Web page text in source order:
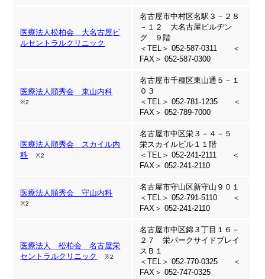
医療法人松柏会 大名古屋ビ
ルセントラルクリニック
名古屋市中村区名駅３－２８
－１２ 大名古屋ビルヂン
グ ９階
＜TEL＞ 052-587-0311 ＜
FAX＞ 052-587-0300
医療法人順秀会 東山内科
※2
名古屋市千種区東山通５－１
０３
＜TEL＞ 052-781-1235 ＜
FAX＞ 052-789-7000
医療法人順秀会 スカイル内
科
※2
名古屋市中区栄３－４－５
栄スカイルビル１１階
＜TEL＞ 052-241-2111 ＜
FAX＞ 052-241-2110
医療法人順秀会 守山内科
※2
名古屋市守山区新守山９０１
＜TEL＞ 052-791-5110 ＜
FAX＞ 052-241-2110
医療法人 松柏会 名古屋栄
セントラルクリニック
※2
名古屋市中区錦３丁目１６－
２７ 栄パークサイドプレイ
スＢ１
＜TEL＞ 052-770-0325 ＜
FAX＞ 052-747-0325